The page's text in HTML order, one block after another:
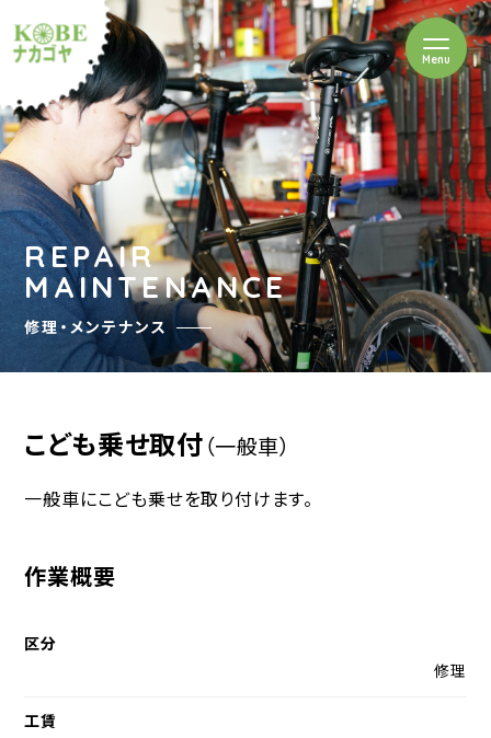
ルショップナカゴヤ
Menuを開閉
REPAIR
MAINTENANCE
修理・メンテナンス
こども乗せ取付 （一般車）
一般車にこども乗せを取り付けます。
作業概要
区分
修理
工賃